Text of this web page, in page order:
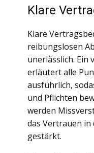
Klare
Klare
reibungslosen
unerlässlich.
erläutert alle
ausführlich,
und Pflichten
werden
das Vertrauen
gestärkt.